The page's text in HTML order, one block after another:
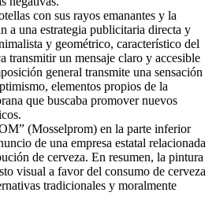
con sus rayos emanantes y la
a una estrategia publicitaria directa y
y geométrico, característico del
transmitir un mensaje claro y accesible
general transmite una sensación
elementos propios de la
que buscaba promover nuevos
(Mosselprom) en la parte inferior
de una empresa estatal relacionada
de cerveza. En resumen, la pintura
visual a favor del consumo de cerveza
tradicionales y moralmente